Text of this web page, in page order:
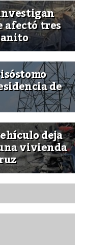
afectó tres
de
deja
vivienda